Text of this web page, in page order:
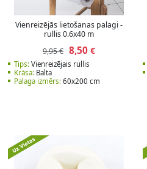
Vienreizējās lietošanas palagi -
rullis 0.6x40 m
9,95 € 8,50 €
Tips:Vienreizējais rullis
Krāsa:Balta
Palaga izmērs:60x200 cm